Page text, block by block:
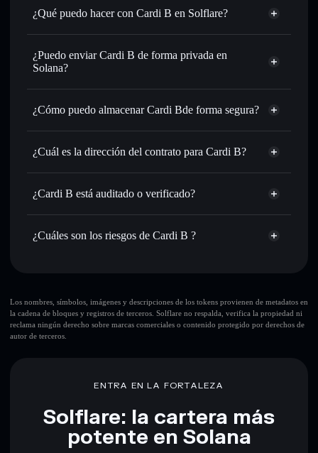
¿Qué puedo hacer con Cardi B en Solflare?
Cardi B
cartera de Solflare
Intercambiar al instante : operar con CARDIB para SOL,
USDC o miles de otros tokens de Solana con enrutamiento
tu precio objetivo para CARDIB
Utilizar DCA: promedio de coste en dólares en CARDIB a
: transferir CARDIB sin vincular
públicamente las carteras usando el agregador de privacidad
precio, volumen, capitalización de mercado y liquidez de
CARDIB
¿Puedo enviar Cardi B de forma privada en
Solana?
agregador de privacidad
Solflare
¿Cómo puedo almacenar Cardi Bde forma segura?
Cardi B
agregador de privacidad
¿Cuál es la dirección del contrato para Cardi B?
Cardi B
¿Cardi B está auditado o verificado?
Cardi B no está verificado actualmente
¿Cuáles son los riesgos de Cardi B ?
sola cartera
Cardi B
Cardi B
liquidez limitada
Descargo de responsabilidad: Esta información tiene
Los nombres, símbolos, imágenes y descripciones de los tokens provienen de metadatos en
la cadena de bloques y registros de terceros. Solflare no respalda, verifica la propiedad ni
reclama ningún derecho sobre marcas comerciales o contenido protegido por derechos de
autor de terceros.
ENTRA EN LA FORTALEZA
Solflare: la cartera más
potente en Solana